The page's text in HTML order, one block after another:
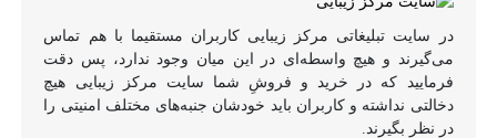
در سایت تبلیغاتی مرکز زیبایی کاربران مستقیما با هم تماس
می‌گیرند و هیچ واسطه‌ای در این میان وجود ندارد، پس دقت
فرمایید که در خرید و فروشِ شما سایت مرکز زیبایی هیچ
دخالتی نداشته و کاربران باید خودشان جنبه‌های مختلف امنیتی را
در نظر بگیرند.